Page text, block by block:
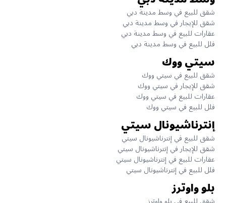
شقق للبيع في وسط مدينة دبي
شقق للإيجار في وسط مدينة دبي
عقارات للبيع في وسط مدينة دبي
فلل للبيع في وسط مدينة دبي
سيتي ووك
شقق للبيع في سيتي ووك
شقق للإيجار في سيتي ووك
عقارات للبيع في سيتي ووك
فلل للبيع في سيتي ووك
إنترناشيونال سيتي
شقق للبيع في إنترناشيونال سيتي
شقق للإيجار في إنترناشيونال سيتي
عقارات للبيع في إنترناشيونال سيتي
فلل للبيع في إنترناشيونال سيتي
بلو واوترز